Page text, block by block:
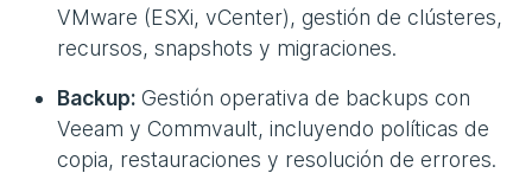
VMware (ESXi, vCenter), gestión de clústeres,
recursos, snapshots y migraciones.
Backup: Gestión operativa de backups con
Veeam y Commvault, incluyendo políticas de
copia, restauraciones y resolución de errores.